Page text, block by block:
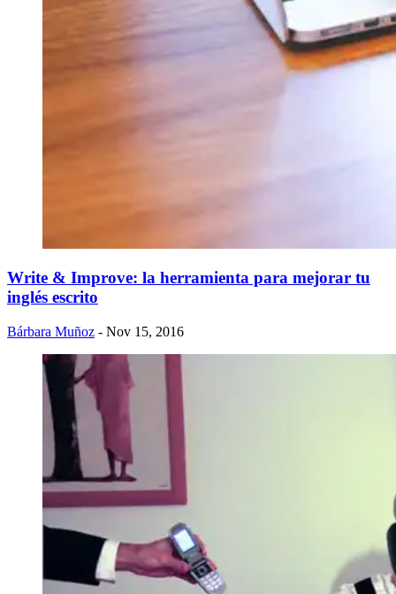
Write & Improve: la herramienta para mejorar tu
inglés escrito
Bárbara Muñoz - Nov 15, 2016